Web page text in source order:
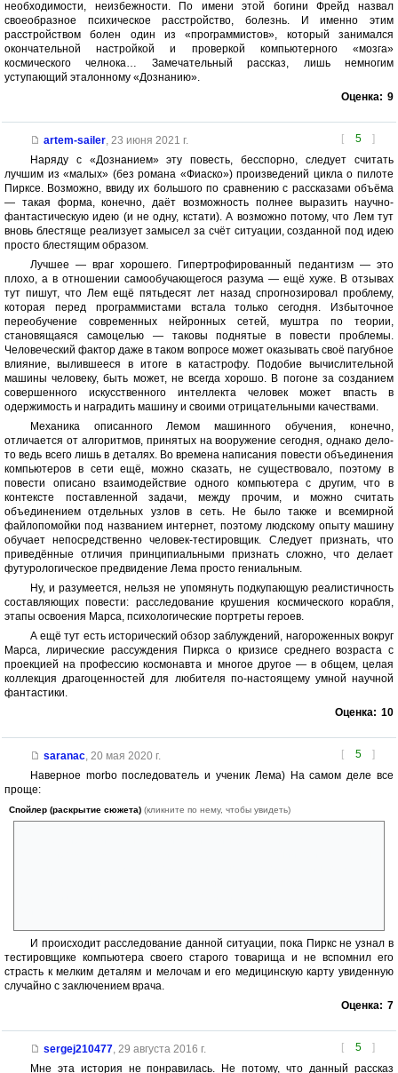
необходимости, неизбежности. По имени этой богини Фрейд назвал
своеобразное психическое расстройство, болезнь. И именно этим
расстройством болен один из «программистов», который занимался
окончательной настройкой и проверкой компьютерного «мозга»
космического челнока… Замечательный рассказ, лишь немногим
уступающий эталонному «Дознанию».
Оценка: 9
[ 5 ]
artem-sailer, 23 июня 2021 г.
Наряду с «Дознанием» эту повесть, бесспорно, следует считать
лучшим из «малых» (без романа «Фиаско») произведений цикла о пилоте
Пирксе. Возможно, ввиду их большого по сравнению с рассказами объёма
— такая форма, конечно, даёт возможность полнее выразить научно-
фантастическую идею (и не одну, кстати). А возможно потому, что Лем тут
вновь блестяще реализует замысел за счёт ситуации, созданной под идею
просто блестящим образом.
Лучшее — враг хорошего. Гипертрофированный педантизм — это
плохо, а в отношении самообучающегося разума — ещё хуже. В отзывах
тут пишут, что Лем ещё пятьдесят лет назад спрогнозировал проблему,
которая перед программистами встала только сегодня. Избыточное
переобучение современных нейронных сетей, муштра по теории,
становящаяся самоцелью — таковы поднятые в повести проблемы.
Человеческий фактор даже в таком вопросе может оказывать своё пагубное
влияние, вылившееся в итоге в катастрофу. Подобие вычислительной
машины человеку, быть может, не всегда хорошо. В погоне за созданием
совершенного искусственного интеллекта человек может впасть в
одержимость и наградить машину и своими отрицательными качествами.
Механика описанного Лемом машинного обучения, конечно,
отличается от алгоритмов, принятых на вооружение сегодня, однако дело-
то ведь всего лишь в деталях. Во времена написания повести объединения
компьютеров в сети ещё, можно сказать, не существовало, поэтому в
повести описано взаимодействие одного компьютера с другим, что в
контексте поставленной задачи, между прочим, и можно считать
объединением отдельных узлов в сеть. Не было также и всемирной
файлопомойки под названием интернет, поэтому людскому опыту машину
обучает непосредственно человек-тестировщик. Следует признать, что
приведённые отличия принципиальными признать сложно, что делает
футурологическое предвидение Лема просто гениальным.
Ну, и разумеется, нельзя не упомянуть подкупающую реалистичность
составляющих повести: расследование крушения космического корабля,
этапы освоения Марса, психологические портреты героев.
А ещё тут есть исторический обзор заблуждений, нагороженных вокруг
Марса, лирические рассуждения Пиркса о кризисе среднего возраста с
проекцией на профессию космонавта и многое другое — в общем, целая
коллекция драгоценностей для любителя по-настоящему умной научной
фантастики.
Оценка: 10
[ 5 ]
saranac, 20 мая 2020 г.
Наверное morbo последователь и ученик Лема) На самом деле все
проще:
Спойлер (раскрытие сюжета) (кликните по нему, чтобы увидеть)
И происходит расследование данной ситуации, пока Пиркс не узнал в
тестировщике компьютера своего старого товарища и не вспомнил его
страсть к мелким деталям и мелочам и его медицинскую карту увиденную
случайно с заключением врача.
Оценка: 7
[ 5 ]
sergej210477, 29 августа 2016 г.
Мне эта история не понравилась. Не потому, что данный рассказ